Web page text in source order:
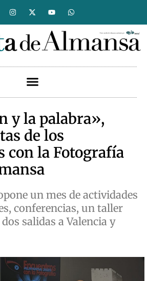
y la palabra»,
de los
con la Fotografía
un mes de actividades
conferencias, un taller
salidas a Valencia y